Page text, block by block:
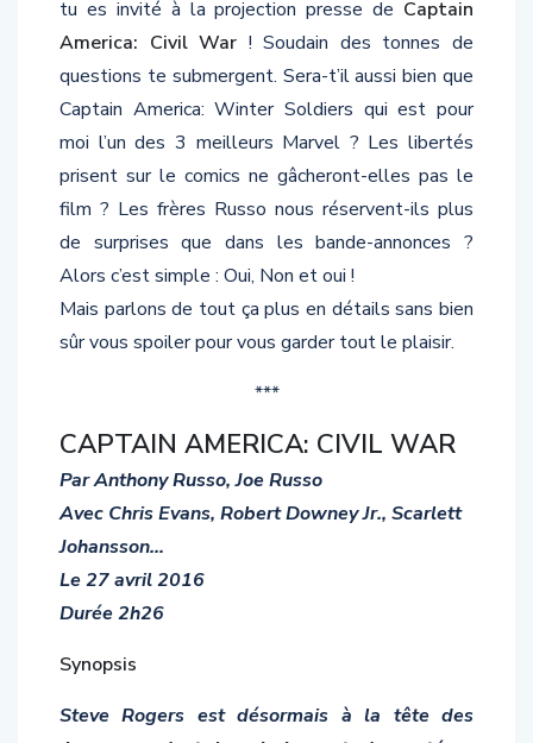
America: Civil War! Soudain des tonnes de
questions te submergent. Sera-t’il aussi bien que
Captain America: Winter Soldiers qui est pour
moi l’un des 3 meilleurs Marvel ? Les libertés
prisent sur le comics ne gâcheront-elles pas le
film ? Les frères Russo nous réservent-ils plus
de surprises que dans les bande-annonces ?
Alors c’est simple : Oui, Non et oui !
Mais parlons de tout ça plus en détails sans bien
sûr vous spoiler pour vous garder tout le plaisir.
Par Anthony Russo, Joe Russo
Avec Chris Evans, Robert Downey Jr., Scarlett
Johansson…
Le 27 avril 2016
Durée 2h26
Avengers, dont la mission est de protéger